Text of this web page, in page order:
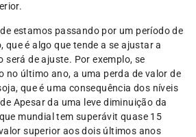
estamos passando por um período de
que é algo que tende a se ajustar a
será de ajuste. Por exemplo, se
no último ano, a uma perda de valor de
que é uma consequência dos níveis
Apesar da uma leve diminuição da
mundial tem superávit quase 15
superior aos dois últimos anos